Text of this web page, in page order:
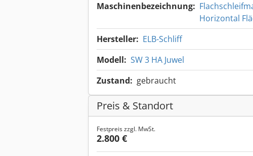
Maschinenbezeichnung:
Horizontal
Hersteller: ELB-Schliff
Modell: SW 3 HA Juwel
Zustand: gebraucht
Preis & Standort
Festpreis zzgl. MwSt.
2.800 €